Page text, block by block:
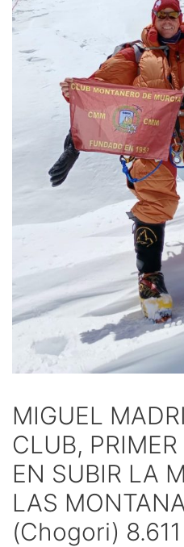
MIGUEL
CLUB,
EN SUBIR LA
LAS
(Chogori)